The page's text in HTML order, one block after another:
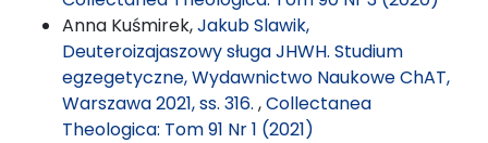
Anna Kuśmirek,Jakub Slawik,
Deuteroizajaszowy sługa JHWH. Studium
egzegetyczne, Wydawnictwo Naukowe ChAT,
Warszawa 2021, ss. 316. ,Collectanea
Theologica: Tom 91 Nr 1 (2021)